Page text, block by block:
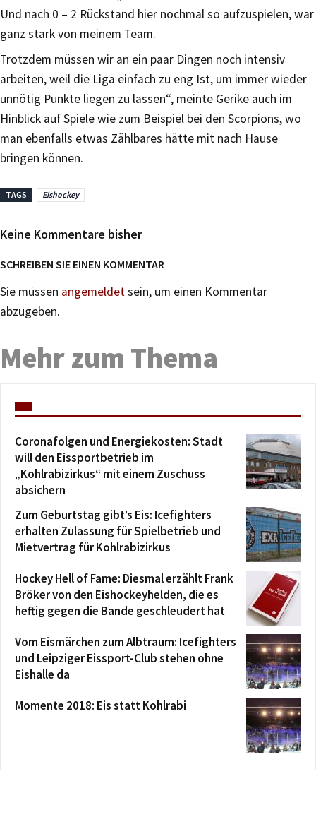
Und nach 0 – 2 Rückstand hier nochmal so aufzuspielen, war
ganz stark von meinem Team.
Trotzdem müssen wir an ein paar Dingen noch intensiv
arbeiten, weil die Liga einfach zu eng Ist, um immer wieder
unnötig Punkte liegen zu lassen“, meinte Gerike auch im
Hinblick auf Spiele wie zum Beispiel bei den Scorpions, wo
man ebenfalls etwas Zählbares hätte mit nach Hause
bringen können.
TAGS Eishockey
Keine Kommentare bisher
SCHREIBEN SIE EINEN KOMMENTAR
Sie müssen angemeldetsein, um einen Kommentar
abzugeben.
Mehr zum Thema
Coronafolgen und Energiekosten: Stadt
will den Eissportbetrieb im
„Kohlrabizirkus“ mit einem Zuschuss
absichern
Zum Geburtstag gibt’s Eis: Icefighters
erhalten Zulassung für Spielbetrieb und
Mietvertrag für Kohlrabizirkus
Hockey Hell of Fame: Diesmal erzählt Frank
Bröker von den Eishockeyhelden, die es
heftig gegen die Bande geschleudert hat
Vom Eismärchen zum Albtraum: Icefighters
und Leipziger Eissport-Club stehen ohne
Eishalle da
Momente 2018: Eis statt Kohlrabi